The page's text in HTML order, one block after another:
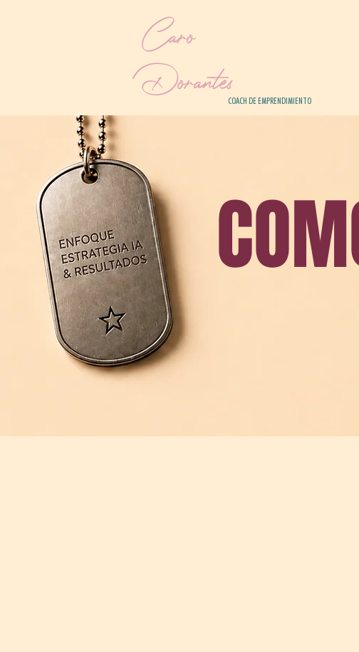
Caro
DorantesCOACH DE EMPRENDIMIENTO